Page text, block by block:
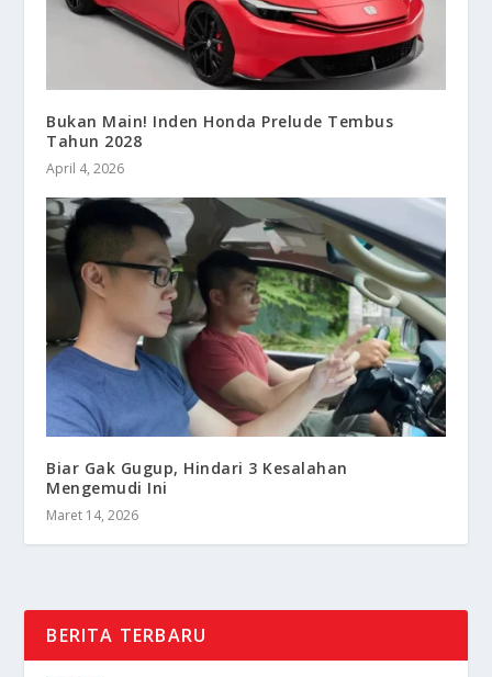
Bukan Main! Inden Honda Prelude Tembus
Tahun 2028
April 4, 2026
Biar Gak Gugup, Hindari 3 Kesalahan
Mengemudi Ini
Maret 14, 2026
BERITA TERBARU